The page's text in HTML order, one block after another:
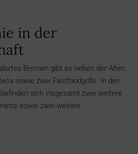
in der
Bremen gibt es neben der Alten
sowie zwei Fastfoodgrills. In den
sich insgesamt zwei weitere
sowie zwei weitere